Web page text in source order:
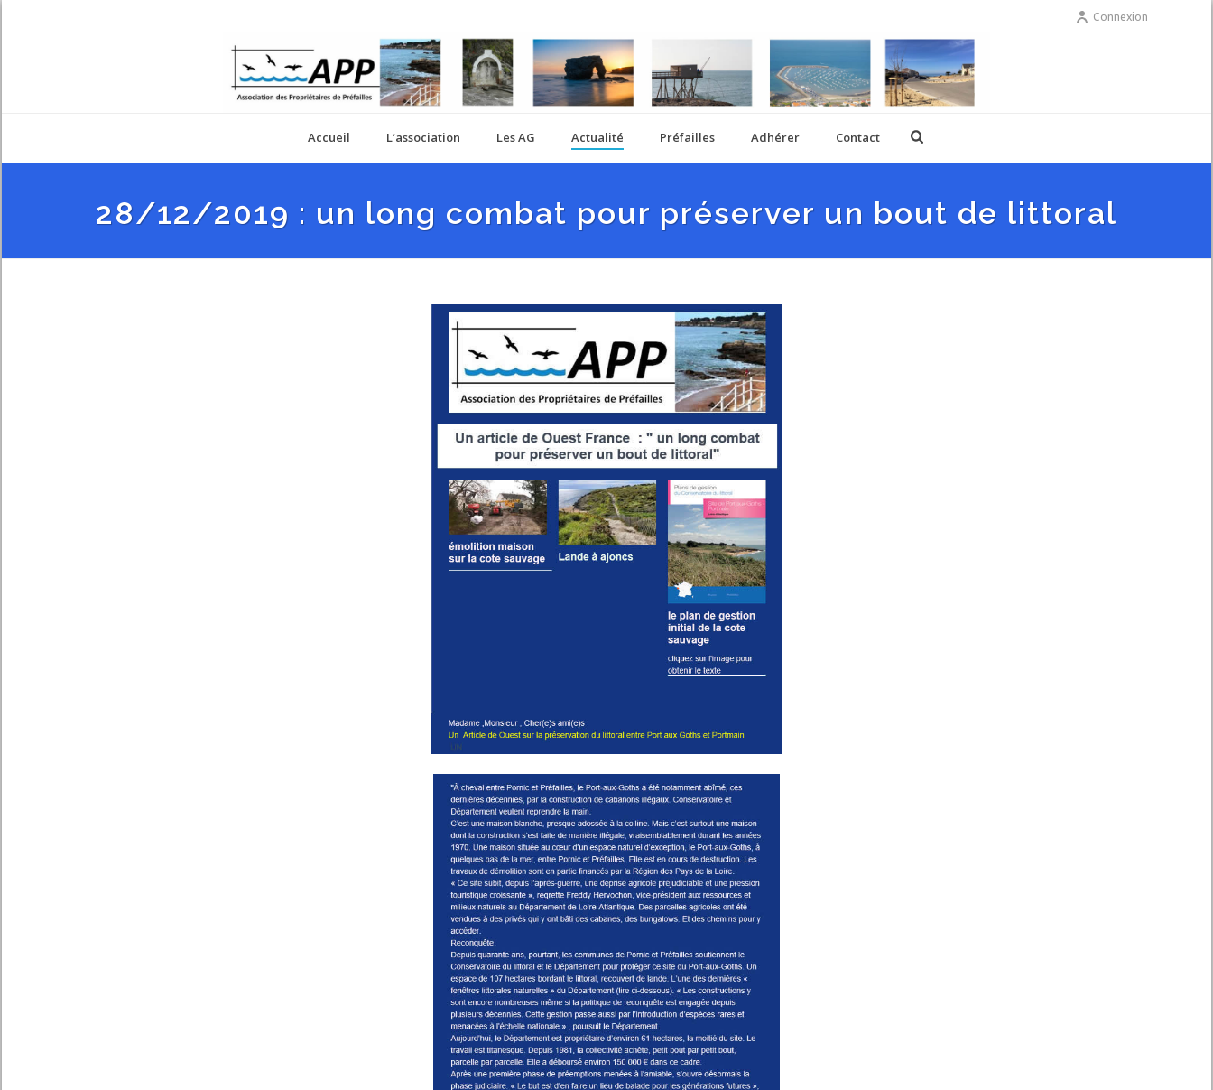
Connexion
Accueil L’association Les AG Actualité Préfailles Adhérer Contact
28/12/2019 : un long combat pour préserver un bout de littoral